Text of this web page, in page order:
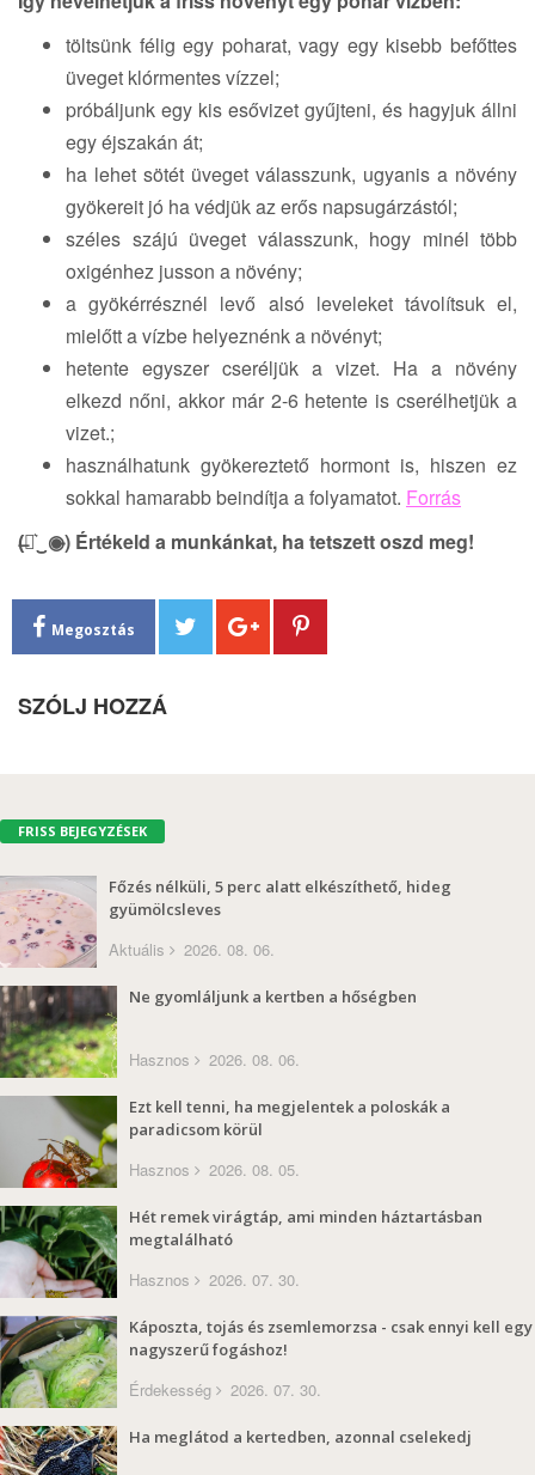
töltsünk félig egy poharat, vagy egy kisebb befőttes
üveget klórmentes vízzel;
próbáljunk egy kis esővizet gyűjteni, és hagyjuk állni
egy éjszakán át;
ha lehet sötét üveget válasszunk, ugyanis a növény
gyökereit jó ha védjük az erős napsugárzástól;
széles szájú üveget válasszunk, hogy minél több
oxigénhez jusson a növény;
a gyökérrésznél levő alsó leveleket távolítsuk el,
mielőtt a vízbe helyeznénk a növényt;
hetente egyszer cseréljük a vizet. Ha a növény
elkezd nőni, akkor már 2-6 hetente is cserélhetjük a
vizet.;
használhatunk gyökereztető hormont is, hiszen ez
sokkal hamarabb beindítja a folyamatot. Forrás
(̶◉͛‿◉̶) Értékeld a munkánkat, ha tetszett oszd meg!
Megosztás
SZÓLJ HOZZÁ
FRISS BEJEGYZÉSEK
Főzés nélküli, 5 perc alatt elkészíthető, hideg
gyümölcsleves
Aktuális 2026. 08. 06.
Ne gyomláljunk a kertben a hőségben
Hasznos 2026. 08. 06.
Ezt kell tenni, ha megjelentek a poloskák a
paradicsom körül
Hasznos 2026. 08. 05.
Hét remek virágtáp, ami minden háztartásban
megtalálható
Hasznos 2026. 07. 30.
Káposzta, tojás és zsemlemorzsa - csak ennyi kell egy
nagyszerű fogáshoz!
Érdekesség 2026. 07. 30.
Ha meglátod a kertedben, azonnal cselekedj